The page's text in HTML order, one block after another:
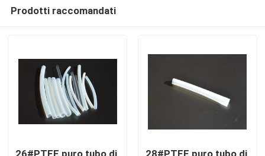
Prodotti raccomandati